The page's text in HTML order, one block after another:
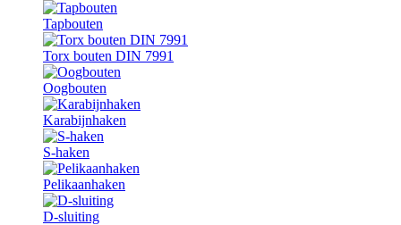
Tapbouten
Torx bouten DIN 7991
Oogbouten
Karabijnhaken
S-haken
Pelikaanhaken
D-sluiting